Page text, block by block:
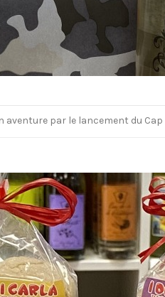
aventure par le lancement du